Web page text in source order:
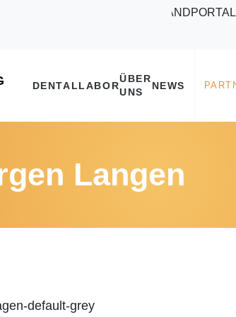
VERSANDPORTAL
Langen